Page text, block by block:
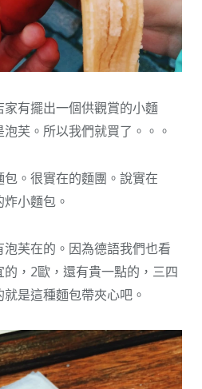
有擺出一個供觀賞的小麵
芙。所以我們就買了。。。
。很實在的麵團。說實在
小麵包。
芙在的。因為德語我們也看
，2歐，還有貴一點的，三四
是這種麵包帶夾心吧。